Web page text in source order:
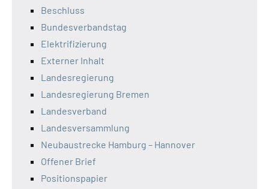
Beschluss
Bundesverbandstag
Elektrifizierung
Externer Inhalt
Landesregierung
Landesregierung Bremen
Landesverband
Landesversammlung
Neubaustrecke Hamburg – Hannover
Offener Brief
Positionspapier